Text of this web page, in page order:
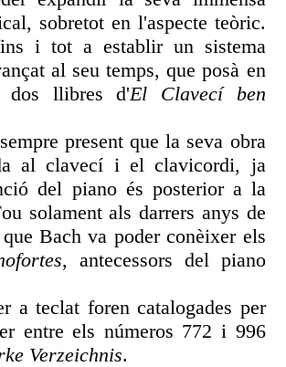
sobretot en l'aspecte teòric.
i tot a establir un sistema
al seu temps, que posà en
dos llibres d'El Clavecí ben
present que la seva obra
al clavecí i el clavicordi, ja
del piano és posterior a la
solament als darrers anys de
Bach va poder conèixer els
, antecessors del piano
a teclat foren catalogades per
entre els números 772 i 996
Verzeichnis.